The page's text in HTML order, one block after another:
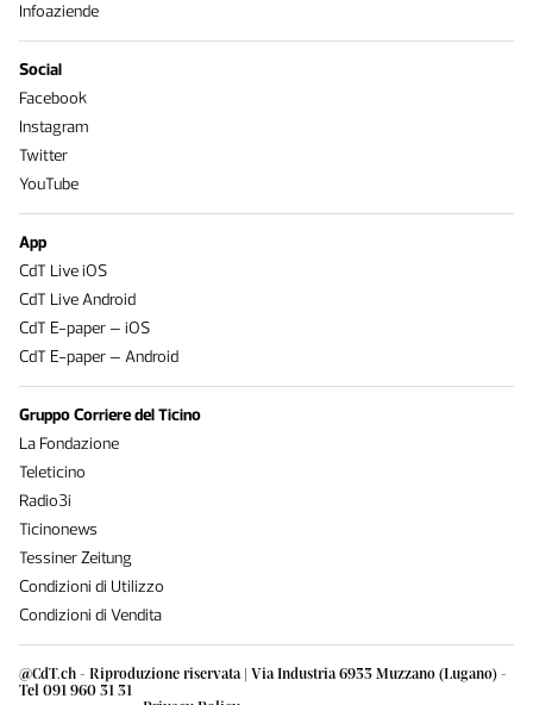
@CdT.ch - Riproduzione riservata | Via Industria 6933 Muzzano (Lugano) -
Tel 091 960 31 31
Infoaziende
Social
Facebook
Instagram
Twitter
YouTube
App
CdT Live iOS
CdT Live Android
CdT E-paper – iOS
CdT E-paper – Android
Gruppo Corriere del Ticino
La Fondazione
Teleticino
Radio3i
Ticinonews
Tessiner Zeitung
Condizioni di Utilizzo
Condizioni di Vendita